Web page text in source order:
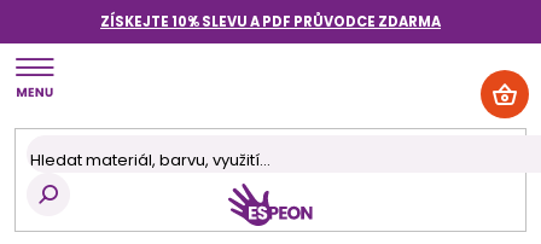
obsah
ZÍSKEJTE 10% SLEVU A PDF PRŮVODCE ZDARMA